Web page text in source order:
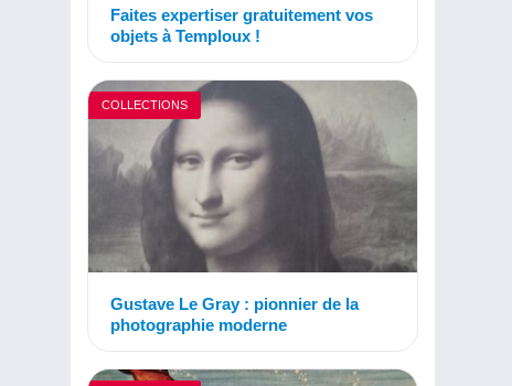
Faites expertiser gratuitement vos
objets à Temploux !
COLLECTIONS
Gustave Le Gray : pionnier de la
photographie moderne